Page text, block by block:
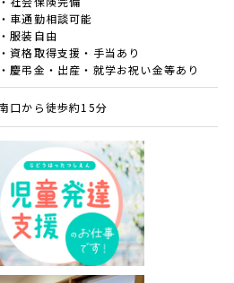
・車通勤相談可能
・服装自由
・資格取得支援・手当あり
・慶弔金・出産・就学お祝い金等あり
口から徒歩約15分